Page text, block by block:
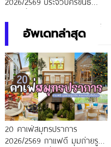
บรรยากาศดี เหมาะสำหรับพัก
ผ่อนสุด ๆอัพเดทล่าสุด
20 คาเฟ่สมุทรปราการ
2026/2569 กาแฟดี มุมถ่ายรูป